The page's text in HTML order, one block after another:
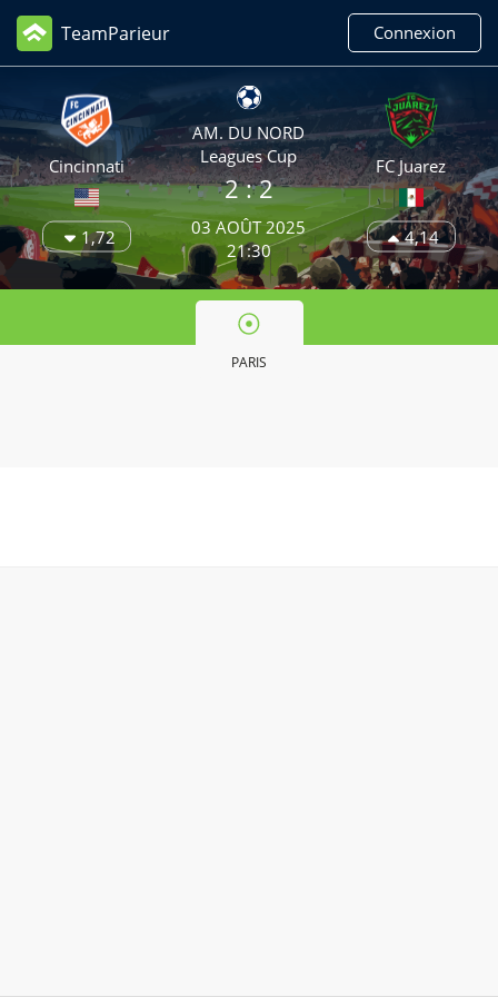
TeamParieur Connexion
Cincinnati
1,72
AM. DU NORD
Leagues Cup
2 : 2
03 AOÛT 2025
21:30
FC Juarez
4,14
PARIS